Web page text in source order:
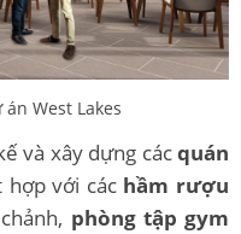
West Lakes
và xây dựng cácquán
hợp với các hầm rượu
phòng tập gym